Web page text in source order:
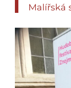
Malířská